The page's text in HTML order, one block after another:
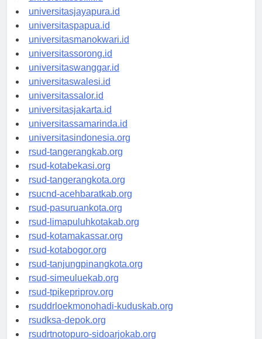
universitassofifi.id
universitasjayapura.id
universitaspapua.id
universitasmanokwari.id
universitassorong.id
universitaswanggar.id
universitaswalesi.id
universitassalor.id
universitasjakarta.id
universitassamarinda.id
universitasindonesia.org
rsud-tangerangkab.org
rsud-kotabekasi.org
rsud-tangerangkota.org
rsucnd-acehbaratkab.org
rsud-pasuruankota.org
rsud-limapuluhkotakab.org
rsud-kotamakassar.org
rsud-kotabogor.org
rsud-tanjungpinangkota.org
rsud-simeuluekab.org
rsud-tpikepriprov.org
rsuddrloekmonohadi-kuduskab.org
rsudksa-depok.org